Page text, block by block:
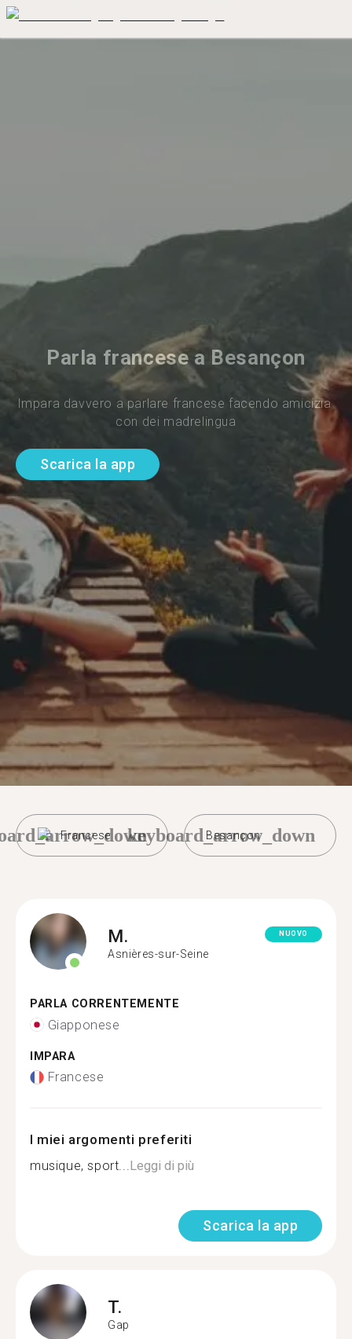
Parla francese a Besançon
Impara davvero a parlare francese facendo amicizia
con dei madrelingua
Scarica la app
Francese Besançon
keyboard_arrow_down
M.
Asnières-sur-Seine
NUOVO
PARLA CORRENTEMENTE
Giapponese
IMPARA
Francese
I miei argomenti preferiti
musique, sport...Leggi di più
Scarica la app
T.
Gap